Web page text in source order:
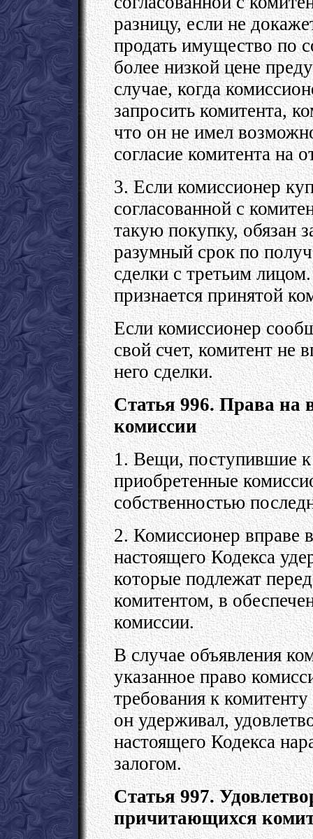
разницу, если не
продать имущество по
более низкой цене
случае, когда
запросить комитента,
что он не имел
согласие комитента на
3. Если комиссионер
согласованной с
такую покупку, обязан
разумный срок по
сделки с третьим
признается принятой
Если комиссионер
свой счет, комитент не
него сделки.
Статья 996. Права на
комиссии
1. Вещи, поступившие к
приобретенные
собственностью
2. Комиссионер вправе
настоящего Кодекса
которые подлежат
комитентом, в
комиссии.
В случае объявления
указанное право
требования к
он удерживал,
настоящего Кодекса
залогом.
Статья 997.
причитающихся